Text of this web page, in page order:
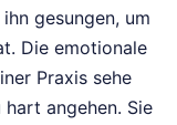
gesungen, um
Die emotionale
Praxis sehe
angehen. Sie